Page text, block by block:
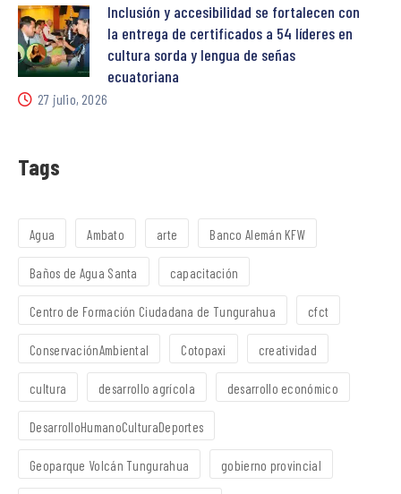
Inclusión y accesibilidad se fortalecen con
la entrega de certificados a 54 líderes en
cultura sorda y lengua de señas
ecuatoriana
27 julio, 2026
Tags
Agua Ambato arte Banco Alemán KFW
Baños de Agua Santa capacitación
Centro de Formación Ciudadana de Tungurahua cfct
ConservaciónAmbiental Cotopaxi creatividad
cultura desarrollo agrícola desarrollo económico
DesarrolloHumanoCulturaDeportes
Geoparque Volcán Tungurahua gobierno provincial